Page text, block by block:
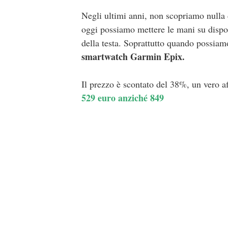
Negli ultimi anni, non scopriamo nulla
oggi possiamo mettere le mani su
della testa. Soprattutto quando
smartwatch GarminEpix.
Il prezzo è scontato del 38%, un vero
529 euro anziché 849